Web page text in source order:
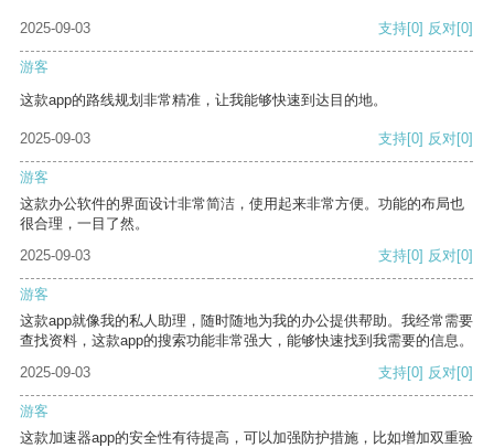
2025-09-03 支持[0] 反对[0]
游客
这款app的路线规划非常精准，让我能够快速到达目的地。
2025-09-03 支持[0] 反对[0]
游客
这款办公软件的界面设计非常简洁，使用起来非常方便。功能的布局也
很合理，一目了然。
2025-09-03
支持[0] 反对[0]
游客
这款app就像我的私人助理，随时随地为我的办公提供帮助。我经常需要
查找资料，这款app的搜索功能非常强大，能够快速找到我需要的信息。
2025-09-03
支持[0] 反对[0]
游客
这款加速器app的安全性有待提高，可以加强防护措施，比如增加双重验